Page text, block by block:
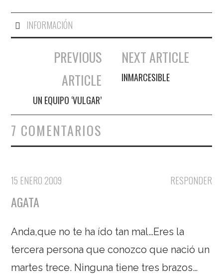
Francescoli
INFORMACIÓN
Navegación de entradas
PREVIOUS
ARTICLE
UN EQUIPO ‘VULGAR’
NEXT ARTICLE
INMARCESIBLE
7 COMENTARIOS
RESPONDER
15 ENERO 2009
AGATA
Anda,que no te ha ído tan mal…Eres la
tercera persona que conozco que nació un
martes trece. Ninguna tiene tres brazos…